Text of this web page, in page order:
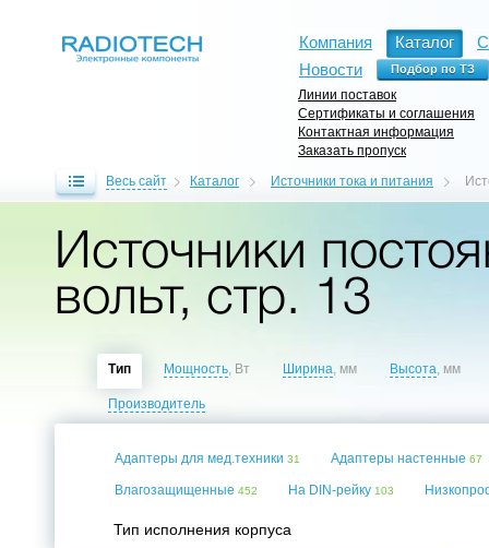
Компания Каталог
Новости
Линии поставок
Сертификаты и соглашения
Контактная информация
Заказать пропуск
Весь сайт Каталог Источники тока и питания
Источники
вольт, стр. 13
Тип Мощность, Вт Ширина, мм Высота, мм
Производитель
Адаптеры для мед.техники 31 Адаптеры настенные 67
Влагозащищенные 452 На DIN-рейку 103
Тип исполнения корпуса